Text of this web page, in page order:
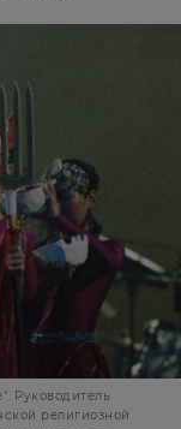
Руководитель
религиозной